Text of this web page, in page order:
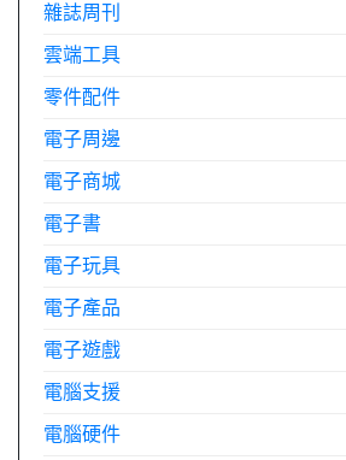
雜誌周刊
雲端工具
零件配件
電子周邊
電子商城
電子書
電子玩具
電子產品
電子遊戲
電腦支援
電腦硬件